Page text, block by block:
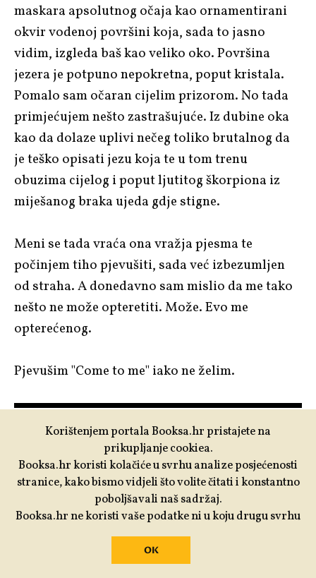
maskara apsolutnog očaja kao ornamentirani
okvir vodenoj površini koja, sada to jasno
vidim, izgleda baš kao veliko oko. Površina
jezera je potpuno nepokretna, poput kristala.
Pomalo sam očaran cijelim prizorom. No tada
primjećujem nešto zastrašujuće. Iz dubine oka
kao da dolaze uplivi nečeg toliko brutalnog da
je teško opisati jezu koja te u tom trenu
obuzima cijelog i poput ljutitog škorpiona iz
miješanog braka ujeda gdje stigne.
Meni se tada vraća ona vražja pjesma te
počinjem tiho pjevušiti, sada već izbezumljen
od straha. A donedavno sam mislio da me tako
nešto ne može opteretiti. Može. Evo me
opterećenog.
Pjevušim "Come to me" iako ne želim.
Korištenjem portala Booksa.hr pristajete na
prikupljanje cookiea.
Booksa.hr koristi kolačiće u svrhu analize posjećenosti
stranice, kako bismo vidjeli što volite čitati i konstantno
poboljšavali naš sadržaj.
Booksa.hr ne koristi vaše podatke ni u koju drugu svrhu
OK